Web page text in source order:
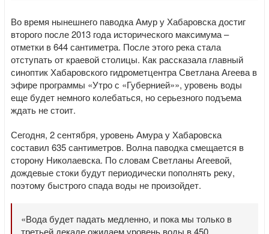
Во время нынешнего паводка Амур у Хабаровска достиг
второго после 2013 года исторического максимума –
отметки в 644 сантиметра. После этого река стала
отступать от краевой столицы. Как рассказала главный
синоптик Хабаровского гидрометцентра Светлана Агеева в
эфире программы «Утро с «Губернией»», уровень воды
еще будет немного колебаться, но серьезного подъема
ждать не стоит.
Сегодня, 2 сентября, уровень Амура у Хабаровска
составил 635 сантиметров. Волна паводка смещается в
сторону Николаевска. По словам Светланы Агеевой,
дождевые стоки будут периодически пополнять реку,
поэтому быстрого спада воды не произойдет.
«Вода будет падать медленно, и пока мы только в
третьей декаде ожидаем уровень воды в 450